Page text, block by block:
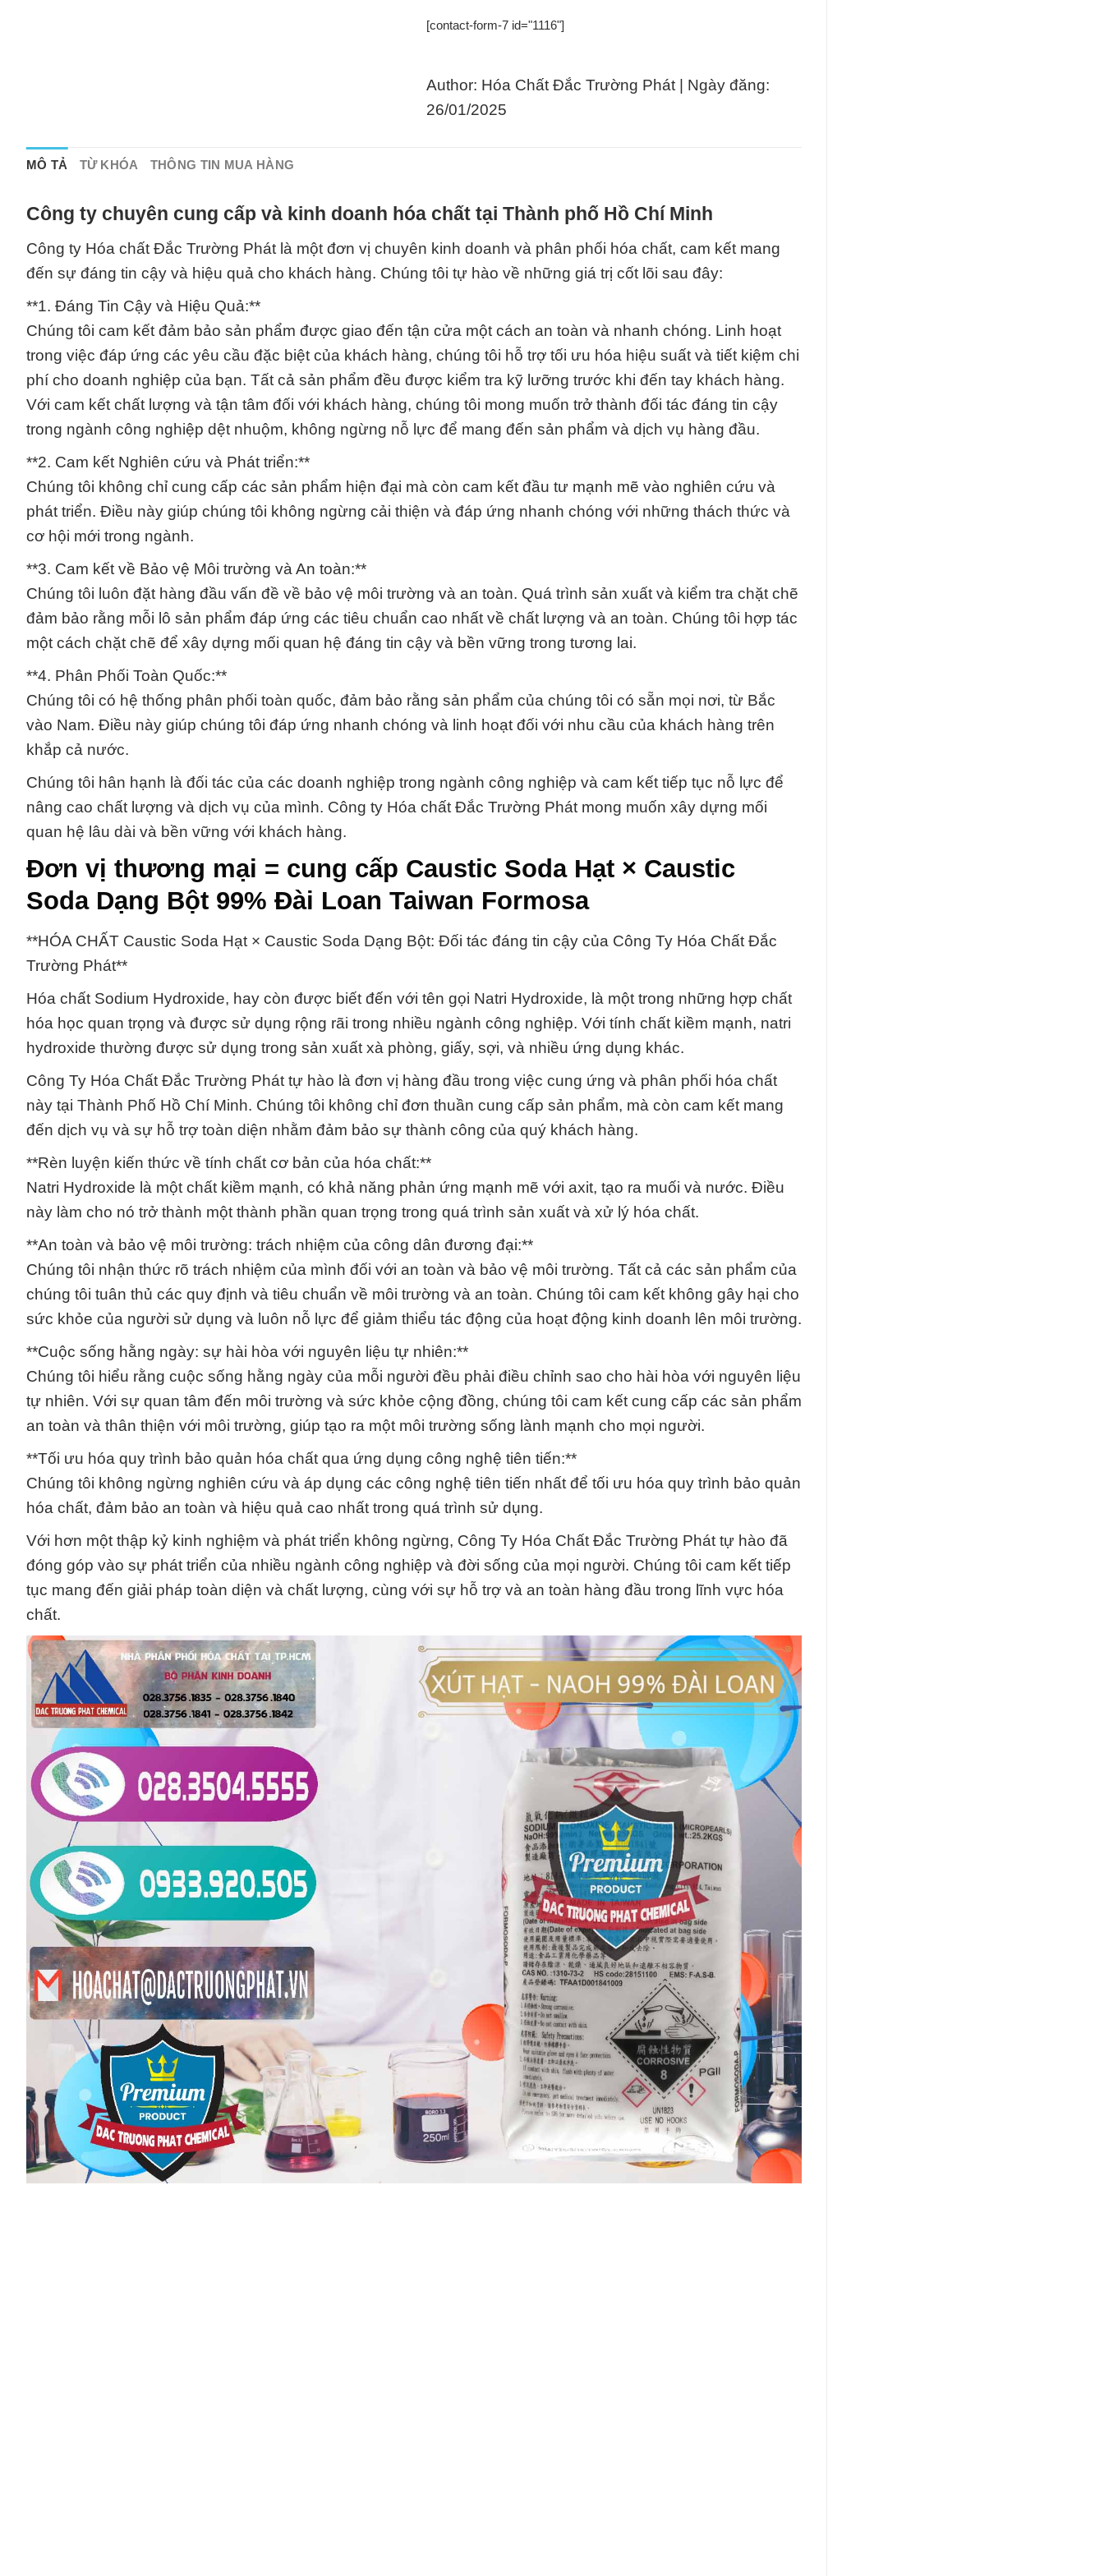
[contact-form-7 id="1116"]
Author: Hóa Chất Đắc Trường Phát | Ngày đăng:
26/01/2025
MÔ TẢ TỪ KHÓA THÔNG TIN MUA HÀNG
Công ty chuyên cung cấp và kinh doanh hóa chất tại Thành phố Hồ Chí Minh
Công ty Hóa chất Đắc Trường Phát là một đơn vị chuyên kinh doanh và phân phối hóa chất, cam kết mang
đến sự đáng tin cậy và hiệu quả cho khách hàng. Chúng tôi tự hào về những giá trị cốt lõi sau đây:
**1. Đáng Tin Cậy và Hiệu Quả:**
Chúng tôi cam kết đảm bảo sản phẩm được giao đến tận cửa một cách an toàn và nhanh chóng. Linh hoạt
trong việc đáp ứng các yêu cầu đặc biệt của khách hàng, chúng tôi hỗ trợ tối ưu hóa hiệu suất và tiết kiệm chi
phí cho doanh nghiệp của bạn. Tất cả sản phẩm đều được kiểm tra kỹ lưỡng trước khi đến tay khách hàng.
Với cam kết chất lượng và tận tâm đối với khách hàng, chúng tôi mong muốn trở thành đối tác đáng tin cậy
trong ngành công nghiệp dệt nhuộm, không ngừng nỗ lực để mang đến sản phẩm và dịch vụ hàng đầu.
**2. Cam kết Nghiên cứu và Phát triển:**
Chúng tôi không chỉ cung cấp các sản phẩm hiện đại mà còn cam kết đầu tư mạnh mẽ vào nghiên cứu và
phát triển. Điều này giúp chúng tôi không ngừng cải thiện và đáp ứng nhanh chóng với những thách thức và
cơ hội mới trong ngành.
**3. Cam kết về Bảo vệ Môi trường và An toàn:**
Chúng tôi luôn đặt hàng đầu vấn đề về bảo vệ môi trường và an toàn. Quá trình sản xuất và kiểm tra chặt chẽ
đảm bảo rằng mỗi lô sản phẩm đáp ứng các tiêu chuẩn cao nhất về chất lượng và an toàn. Chúng tôi hợp tác
một cách chặt chẽ để xây dựng mối quan hệ đáng tin cậy và bền vững trong tương lai.
**4. Phân Phối Toàn Quốc:**
Chúng tôi có hệ thống phân phối toàn quốc, đảm bảo rằng sản phẩm của chúng tôi có sẵn mọi nơi, từ Bắc
vào Nam. Điều này giúp chúng tôi đáp ứng nhanh chóng và linh hoạt đối với nhu cầu của khách hàng trên
khắp cả nước.
Chúng tôi hân hạnh là đối tác của các doanh nghiệp trong ngành công nghiệp và cam kết tiếp tục nỗ lực để
nâng cao chất lượng và dịch vụ của mình. Công ty Hóa chất Đắc Trường Phát mong muốn xây dựng mối
quan hệ lâu dài và bền vững với khách hàng.
Đơn vị thương mại = cung cấp Caustic Soda Hạt × Caustic
Soda Dạng Bột 99% Đài Loan Taiwan Formosa
**HÓA CHẤT Caustic Soda Hạt × Caustic Soda Dạng Bột: Đối tác đáng tin cậy của Công Ty Hóa Chất Đắc
Trường Phát**
Hóa chất Sodium Hydroxide, hay còn được biết đến với tên gọi Natri Hydroxide, là một trong những hợp chất
hóa học quan trọng và được sử dụng rộng rãi trong nhiều ngành công nghiệp. Với tính chất kiềm mạnh, natri
hydroxide thường được sử dụng trong sản xuất xà phòng, giấy, sợi, và nhiều ứng dụng khác.
Công Ty Hóa Chất Đắc Trường Phát tự hào là đơn vị hàng đầu trong việc cung ứng và phân phối hóa chất
này tại Thành Phố Hồ Chí Minh. Chúng tôi không chỉ đơn thuần cung cấp sản phẩm, mà còn cam kết mang
đến dịch vụ và sự hỗ trợ toàn diện nhằm đảm bảo sự thành công của quý khách hàng.
**Rèn luyện kiến thức về tính chất cơ bản của hóa chất:**
Natri Hydroxide là một chất kiềm mạnh, có khả năng phản ứng mạnh mẽ với axit, tạo ra muối và nước. Điều
này làm cho nó trở thành một thành phần quan trọng trong quá trình sản xuất và xử lý hóa chất.
**An toàn và bảo vệ môi trường: trách nhiệm của công dân đương đại:**
Chúng tôi nhận thức rõ trách nhiệm của mình đối với an toàn và bảo vệ môi trường. Tất cả các sản phẩm của
chúng tôi tuân thủ các quy định và tiêu chuẩn về môi trường và an toàn. Chúng tôi cam kết không gây hại cho
sức khỏe của người sử dụng và luôn nỗ lực để giảm thiểu tác động của hoạt động kinh doanh lên môi trường.
**Cuộc sống hằng ngày: sự hài hòa với nguyên liệu tự nhiên:**
Chúng tôi hiểu rằng cuộc sống hằng ngày của mỗi người đều phải điều chỉnh sao cho hài hòa với nguyên liệu
tự nhiên. Với sự quan tâm đến môi trường và sức khỏe cộng đồng, chúng tôi cam kết cung cấp các sản phẩm
an toàn và thân thiện với môi trường, giúp tạo ra một môi trường sống lành mạnh cho mọi người.
**Tối ưu hóa quy trình bảo quản hóa chất qua ứng dụng công nghệ tiên tiến:**
Chúng tôi không ngừng nghiên cứu và áp dụng các công nghệ tiên tiến nhất để tối ưu hóa quy trình bảo quản
hóa chất, đảm bảo an toàn và hiệu quả cao nhất trong quá trình sử dụng.
Với hơn một thập kỷ kinh nghiệm và phát triển không ngừng, Công Ty Hóa Chất Đắc Trường Phát tự hào đã
đóng góp vào sự phát triển của nhiều ngành công nghiệp và đời sống của mọi người. Chúng tôi cam kết tiếp
tục mang đến giải pháp toàn diện và chất lượng, cùng với sự hỗ trợ và an toàn hàng đầu trong lĩnh vực hóa
chất.